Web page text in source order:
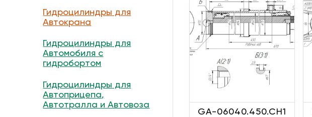
Гидроцилиндры для
Автокрана
Гидроцилиндры для
Автомобиля с
гидробортом
Гидроцилиндры для
Автоприцепа,
Автотралла и Автовоза
GA-06040.450.CH1